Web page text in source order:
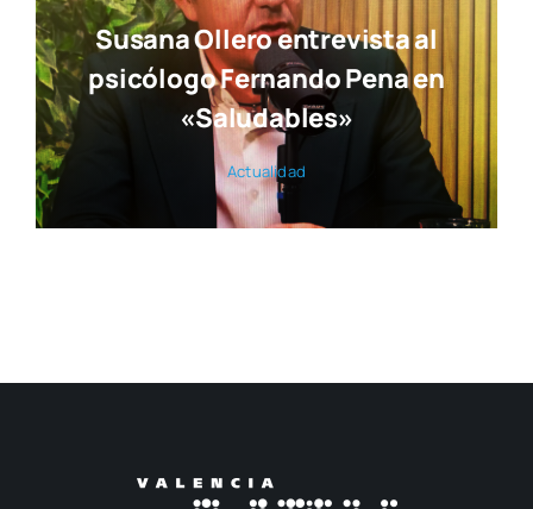
Susana Ollero entrevista al
psicólogo Fernando Pena en
«Saludables»
Actua­li­dad